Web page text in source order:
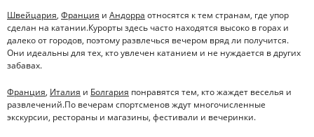
Швейцария, Франция и Андорра относятся к тем странам, где упор
сделан на катании.Курорты здесь часто находятся высоко в горах и
далеко от городов, поэтому развлечься вечером вряд ли получится.
Они идеальны для тех, кто увлечен катанием и не нуждается в других
забавах.
Франция, Италия и Болгария понравятся тем, кто жаждет веселья и
развлечений.По вечерам спортсменов ждут многочисленные
экскурсии, рестораны и магазины, фестивали и вечеринки.